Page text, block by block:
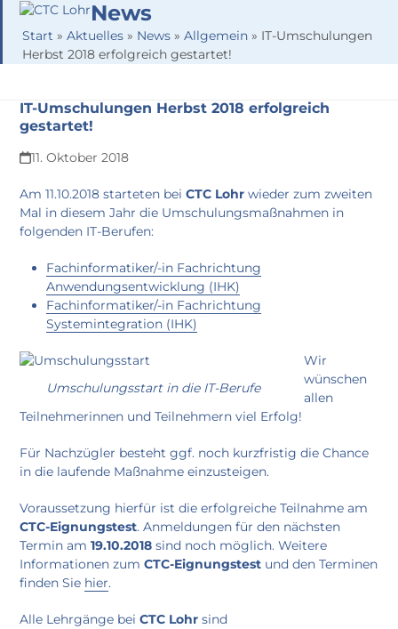
Skip
content
Open
mobile
menu
Close
mobile
menu
News
Start »Aktuelles » News »Allgemein » IT-Umschulungen
Herbst 2018 erfolgreich gestartet!
IT-Umschulungen Herbst 2018 erfolgreich
gestartet!
11. Oktober 2018
Am 11.10.2018 starteten beiCTC Lohr wieder zum zweiten
Mal in diesem Jahr die Umschulungsmaßnahmen in
folgenden IT-Berufen:
Fachinformatiker/-in Fachrichtung
Anwendungsentwicklung (IHK)
Fachinformatiker/-in Fachrichtung
Systemintegration (IHK)
Umschulungsstart in die IT-Berufe
Wir
wünschen
allen
Teilnehmerinnen und Teilnehmern viel Erfolg!
Für Nachzügler besteht ggf. noch kurzfristig die Chance
in die laufende Maßnahme einzusteigen.
Voraussetzung hierfür ist die erfolgreiche Teilnahme am
CTC-Eignungstest. Anmeldungen für den nächsten
Termin am19.10.2018 sind noch möglich. Weitere
Informationen zumCTC-Eignungstest und den Terminen
finden Sie hier.
Alle Lehrgänge beiCTC Lohr sind